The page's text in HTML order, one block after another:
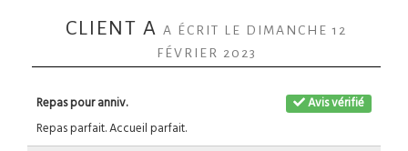
CLIENT A A ÉCRIT LE DIMANCHE 12
FÉVRIER 2023
Avis vérifié
Repas pour anniv.
Repas parfait. Accueil parfait.